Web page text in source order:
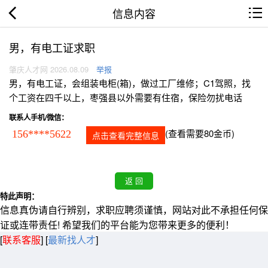
信息内容
男，有电工证求职
肇庆人才网 2026.08.09 举报
男，有电工证，会组装电柜(箱)，做过工厂维修；C1驾照，找
个工资在四千以上，枣强县以外需要有住宿，保险勿扰电话
联系人手机/微信：
156****5622 点击查看完整信息 (查看需要80金币)
特此声明：
信息真伪请自行辨别，求职应聘须谨慎，网站对此不承担任何保
证或连带责任! 希望我们的平台能为您带来更多的便利！
[联系客服] [最新找人才]